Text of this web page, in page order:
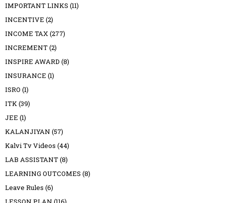
IMPORTANT LINKS (11)
INCENTIVE (2)
INCOME TAX(277)
INCREMENT(2)
INSPIRE AWARD (8)
INSURANCE (1)
ISRO (1)
ITK(39)
JEE (1)
KALANJIYAN (57)
Kalvi Tv Videos (44)
LAB ASSISTANT(8)
LEARNING OUTCOMES (8)
Leave Rules (6)